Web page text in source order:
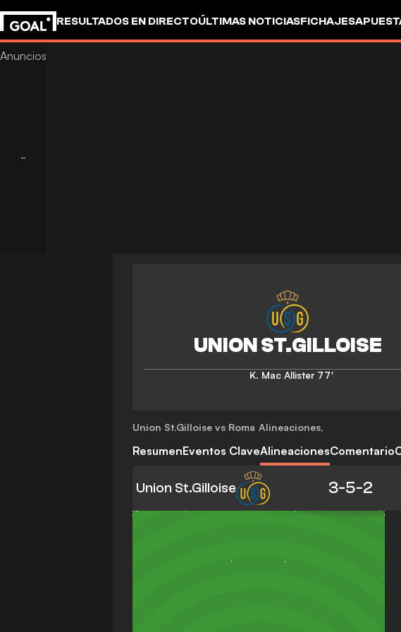
RESULTADOS EN DIRECTOÚLTIMAS NOTICIASFICHAJES
K. Mac Allister 77'
Union St.Gilloise vs Roma Alineaciones,
ResumenEventos ClaveAlineacionesComentario
Union St.Gilloise 3-5-2